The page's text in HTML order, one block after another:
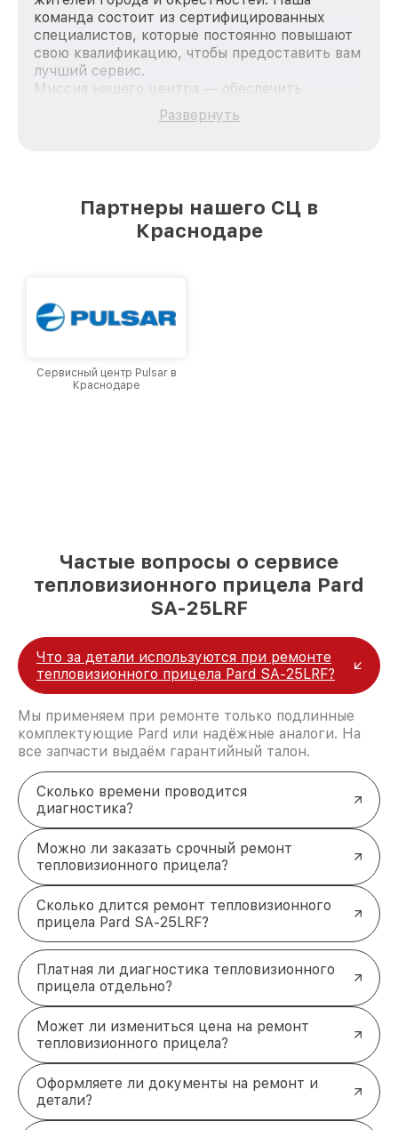
команда состоит из сертифицированных
специалистов, которые постоянно повышают
свою квалификацию, чтобы предоставить вам
лучший сервис.
Миссия нашего центра — обеспечить
качественный и доступный ремонт для
каждого пользователя продукции Pard, вне
лучшим сервисным центром Pard в городе
Краснодаре, постоянно повышая уровень
Развернуть
Партнеры нашего СЦ в
Краснодаре
Сервисный центр Pulsar в
Краснодаре
Частые вопросы о сервисе
тепловизионного прицела Pard
SA-25LRF
Что за детали используются при ремонте
тепловизионного прицела Pard SA-25LRF?
Мы применяем при ремонте только подлинные
комплектующие Pard или надёжные аналоги. На
все запчасти выдаём гарантийный талон.
Сколько времени проводится
диагностика?
Можно ли заказать срочный ремонт
тепловизионного прицела?
Сколько длится ремонт тепловизионного
прицела Pard SA-25LRF?
Платная ли диагностика тепловизионного
прицела отдельно?
Может ли измениться цена на ремонт
тепловизионного прицела?
Оформляете ли документы на ремонт и
детали?